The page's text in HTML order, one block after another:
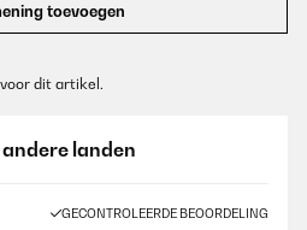
toevoegen
dit artikel.
landen
GECONTROLEERDE BEOORDELING